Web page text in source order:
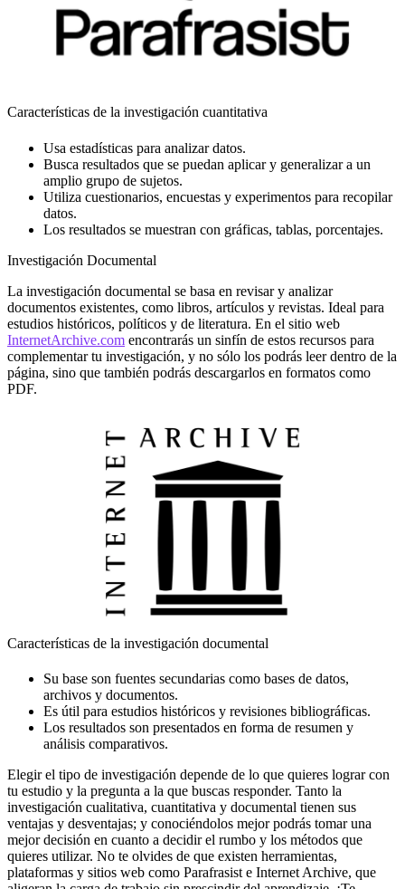
Características de la investigación cuantitativa
Usa estadísticas para analizar datos.
Busca resultados que se puedan aplicar y generalizar a un
amplio grupo de sujetos.
Utiliza cuestionarios, encuestas y experimentos para recopilar
datos.
Los resultados se muestran con gráficas, tablas, porcentajes.
Investigación Documental
La investigación documental se basa en revisar y analizar
documentos existentes, como libros, artículos y revistas. Ideal para
estudios históricos, políticos y de literatura. En el sitio web
InternetArchive.com encontrarás un sinfín de estos recursos para
complementar tu investigación, y no sólo los podrás leer dentro de la
página, sino que también podrás descargarlos en formatos como
PDF.
Características de la investigación documental
Su base son fuentes secundarias como bases de datos,
archivos y documentos.
Es útil para estudios históricos y revisiones bibliográficas.
Los resultados son presentados en forma de resumen y
análisis comparativos.
Elegir el tipo de investigación depende de lo que quieres lograr con
tu estudio y la pregunta a la que buscas responder. Tanto la
investigación cualitativa, cuantitativa y documental tienen sus
ventajas y desventajas; y conociéndolos mejor podrás tomar una
mejor decisión en cuanto a decidir el rumbo y los métodos que
quieres utilizar. No te olvides de que existen herramientas,
plataformas y sitios web como Parafrasist e Internet Archive, que